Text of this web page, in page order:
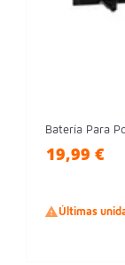
Batería Para
19,99 €
Últimas